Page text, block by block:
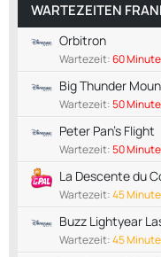
WARTEZEITEN
Orbitron
Wartezeit:60
Big Thunder
Wartezeit:50
Peter Pan's Flight
Wartezeit:50
La Descente du
Wartezeit:45
Buzz Lightyear
Wartezeit:45